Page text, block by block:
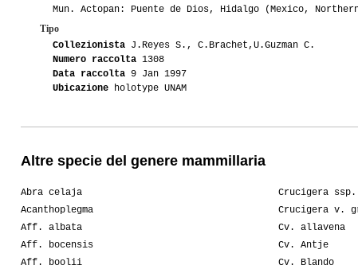
Mun. Actopan: Puente de Dios, Hidalgo (Mexico,
Tipo
Collezionista J.Reyes S., C.Brachet,U.Guzman C.
Numero raccolta 1308
Data raccolta 9 Jan 1997
Ubicazione holotype UNAM
Altre specie del genere mammillaria
Abra celaja
Acanthoplegma
Aff. albata
Aff. bocensis
Aff. boolii
Crucigera
Crucigera v.
Cv. allavena
Cv. Antje
Cv. Blando